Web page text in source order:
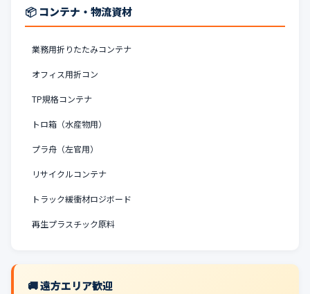
📦 コンテナ・物流資材
業務用折りたたみコンテナ
オフィス用折コン
TP規格コンテナ
トロ箱（水産物用）
プラ舟（左官用）
リサイクルコンテナ
トラック緩衝材ロジボード
再生プラスチック原料
🚚 遠方エリア歓迎